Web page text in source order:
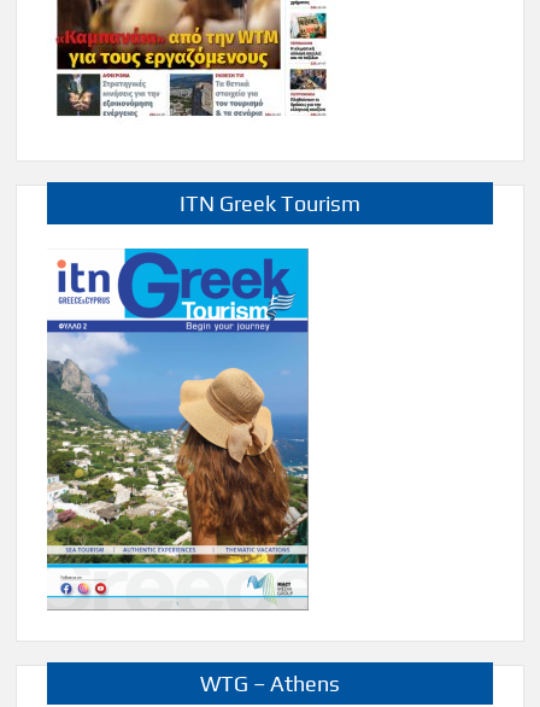
ITN Greek Tourism
WTG – Athens